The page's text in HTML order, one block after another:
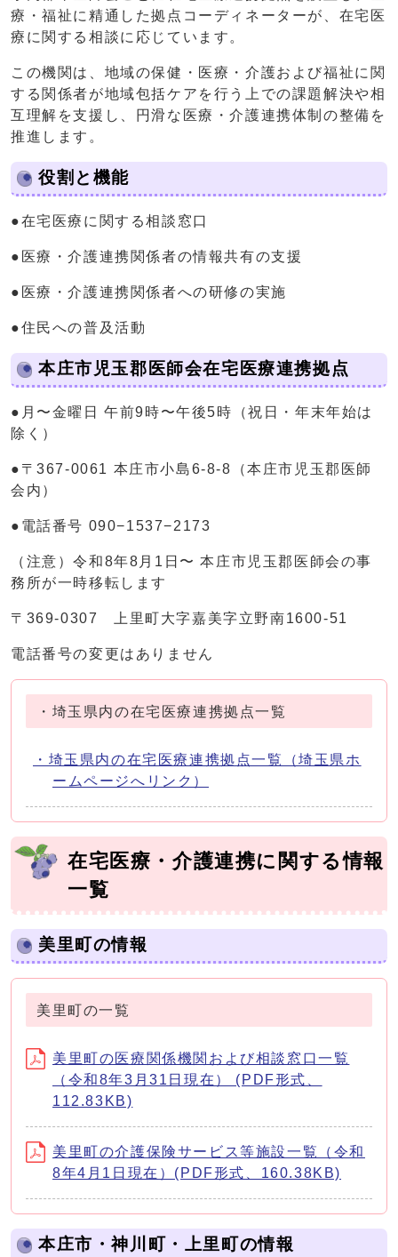
療・福祉に精通した拠点コーディネーターが、在宅医
療に関する相談に応じています。
この機関は、地域の保健・医療・介護および福祉に関
する関係者が地域包括ケアを行う上での課題解決や相
互理解を支援し、円滑な医療・介護連携体制の整備を
推進します。
役割と機能
●在宅医療に関する相談窓口
●医療・介護連携関係者の情報共有の支援
●医療・介護連携関係者への研修の実施
●住民への普及活動
本庄市児玉郡医師会在宅医療連携拠点
●月〜金曜日 午前9時〜午後5時（祝日・年末年始は
除く）
●〒367-0061 本庄市小島6-8-8（本庄市児玉郡医師
会内）
●電話番号 090−1537−2173
（注意）令和8年8月1日〜 本庄市児玉郡医師会の事
務所が一時移転します
〒369-0307 上里町大字嘉美字立野南1600-51
電話番号の変更はありません
・埼玉県内の在宅医療連携拠点一覧
・埼玉県内の在宅医療連携拠点一覧（埼玉県ホ
ームページへリンク）
在宅医療・介護連携に関する情報
一覧
美里町の情報
美里町の一覧
美里町の医療関係機関および相談窓口一覧
（令和8年3月31日現在） (PDF形式、
112.83KB)
美里町の介護保険サービス等施設一覧（令和
8年4月1日現在）(PDF形式、160.38KB)
本庄市・神川町・上里町の情報